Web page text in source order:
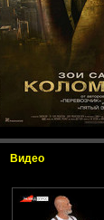
Видео